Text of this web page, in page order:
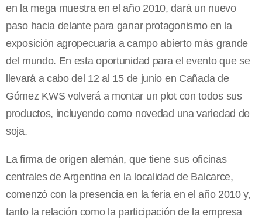
en la mega muestra en el año 2010, dará un nuevo
paso hacia delante para ganar protagonismo en la
exposición agropecuaria a campo abierto más grande
del mundo. En esta oportunidad para el evento que se
llevará a cabo del 12 al 15 de junio en Cañada de
Gómez KWS volverá a montar un plot con todos sus
productos, incluyendo como novedad una variedad de
soja.
La firma de origen alemán, que tiene sus oficinas
centrales de Argentina en la localidad de Balcarce,
comenzó con la presencia en la feria en el año 2010 y,
tanto la relación como la participación de la empresa